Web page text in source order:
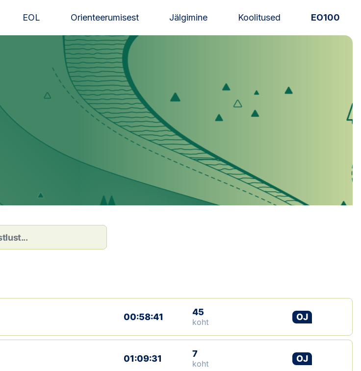
EOL Orienteerumisest Jälgimine Koolitused EO100
Orienteerujale
Eesti Orienteerumine 100!
Toetamine
Telli litsents!
Noored
Kaardid
Kalender
Koondised
00:58:41 45
koht
OJ
01:09:31 7
koht
OJ